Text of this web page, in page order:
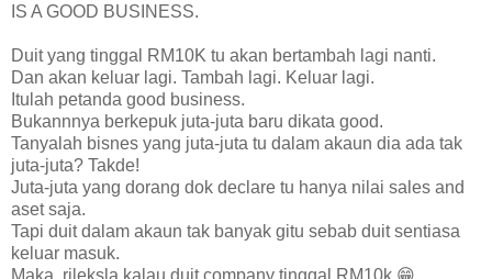
IS A GOOD BUSINESS.
Duit yang tinggal RM10K tu akan bertambah lagi nanti.
Dan akan keluar lagi. Tambah lagi. Keluar lagi.
Itulah petanda good business.
Bukannnya berkepuk juta-juta baru dikata good.
Tanyalah bisnes yang juta-juta tu dalam akaun dia ada tak
juta-juta? Takde!
Juta-juta yang dorang dok declare tu hanya nilai sales and
aset saja.
Tapi duit dalam akaun tak banyak gitu sebab duit sentiasa
keluar masuk.
Maka, rileksla kalau duit company tinggal RM10k 😁.